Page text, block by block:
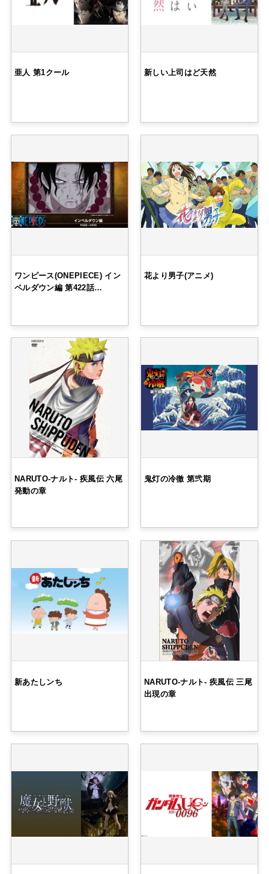
亜人 第1クール 新しい上司はど天然
ワンピース(ONEPIECE) イン
ペルダウン編 第422話…
花より男子(アニメ)
NARUTO-ナルト- 疾風伝 六尾
発動の章
鬼灯の冷徹 第弐期
新あたしンち
NARUTO-ナルト- 疾風伝 三尾
出現の章